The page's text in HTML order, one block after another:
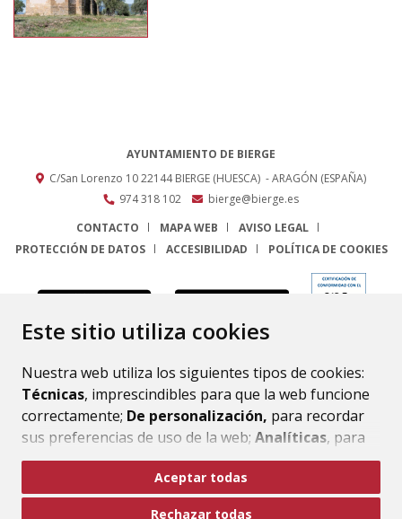
Este sitio utiliza cookies
Nuestra web utiliza los siguientes tipos de cookies:
Técnicas, imprescindibles para que la web funcione
correctamente; De personalización, para recordar
sus preferencias de uso de la web; Analíticas, para
mejorar el funcionamiento de la web y sus servicios.
Si acepta pulsando el botón“Aceptar todas”
Aceptar todas
Rechazar todas
AYUNTAMIENTO DE BIERGE
C/San Lorenzo 1022144 BIERGE (HUESCA) - ARAGÓN (ESPAÑA)
974 318 102
bierge@bierge.es
CONTACTO
MAPA WEB
AVISO LEGAL
PROTECCIÓN DE DATOS
ACCESIBILIDAD POLÍTICA DE COOKIES